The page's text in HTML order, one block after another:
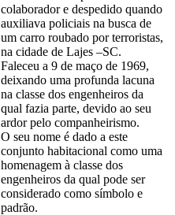
colaborador e despedido quando
auxiliava policiais na busca de
um carro roubado por terroristas,
na cidade de Lajes –SC.
Faleceu a 9 de maço de 1969,
deixando uma profunda lacuna
na classe dos engenheiros da
qual fazia parte, devido ao seu
ardor pelo companheirismo.
O seu nome é dado a este
conjunto habitacional como uma
homenagem à classe dos
engenheiros da qual pode ser
considerado como símbolo e
padrão.